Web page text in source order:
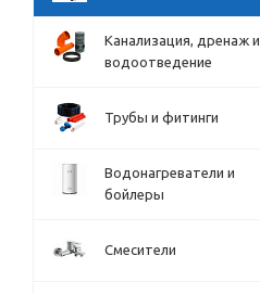
Канализация, дренаж и
водоотведение
Трубы и фитинги
Водонагреватели и
бойлеры
Смесители